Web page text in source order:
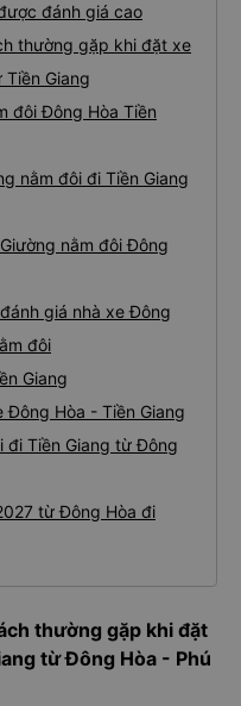
đánh giá cao
thường gặp khi đặt xe
Giang
đôi Đông Hòa Tiền
nằm đôi đi Tiền Giang
nằm đôi Đông
giá nhà xe Đông
đôi
Giang
Hòa - Tiền Giang
đi Tiền Giang từ Đông
từ Đông Hòa đi
thường gặp khi đặt
từ Đông Hòa - Phú